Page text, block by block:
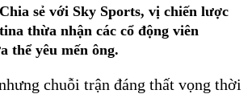
Chia sẻ với Sky Sports, vị chiến lược
thừa nhận các cổ động viên
thể yêu mến ông.
chuỗi trận đáng thất vọng thời